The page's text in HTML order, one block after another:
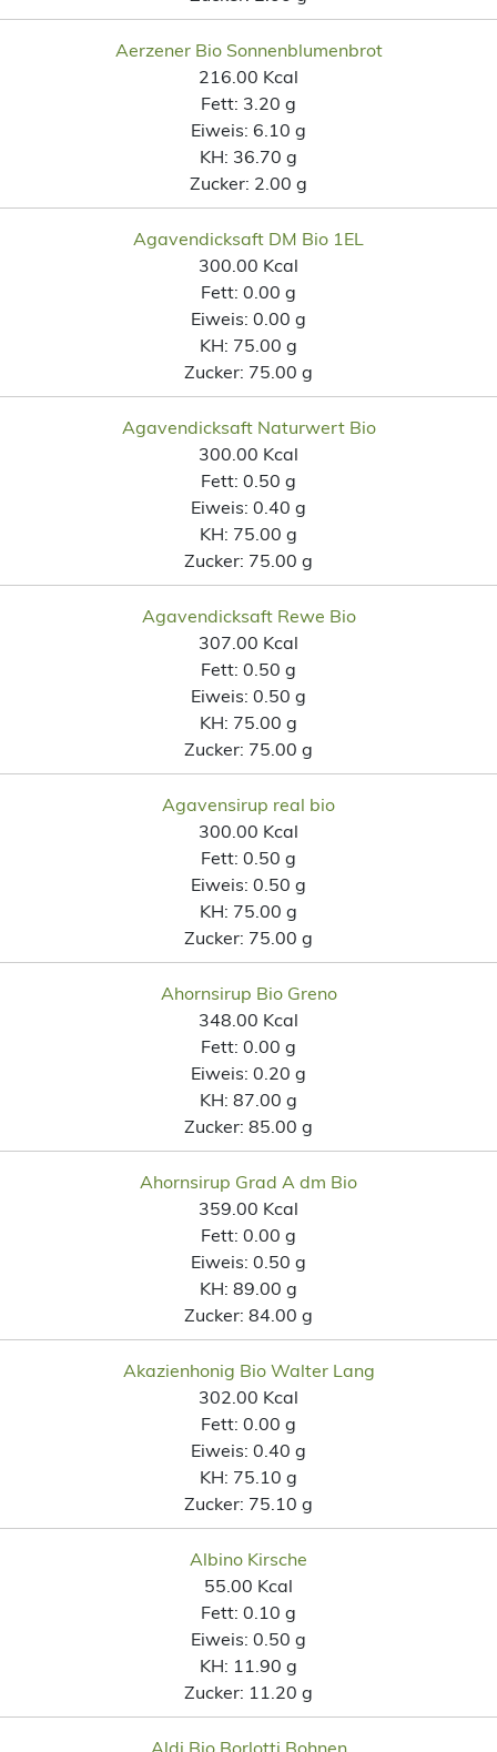
Aerzener Bio Sonnenblumenbrot
216.00 Kcal
Fett: 3.20 g
Eiweis: 6.10 g
KH: 36.70 g
Zucker: 2.00 g
Agavendicksaft DM Bio 1EL
300.00 Kcal
Fett: 0.00 g
Eiweis: 0.00 g
KH: 75.00 g
Zucker: 75.00 g
Agavendicksaft Naturwert Bio
300.00 Kcal
Fett: 0.50 g
Eiweis: 0.40 g
KH: 75.00 g
Zucker: 75.00 g
Agavendicksaft Rewe Bio
307.00 Kcal
Fett: 0.50 g
Eiweis: 0.50 g
KH: 75.00 g
Zucker: 75.00 g
Agavensirup real bio
300.00 Kcal
Fett: 0.50 g
Eiweis: 0.50 g
KH: 75.00 g
Zucker: 75.00 g
Ahornsirup Bio Greno
348.00 Kcal
Fett: 0.00 g
Eiweis: 0.20 g
KH: 87.00 g
Zucker: 85.00 g
Ahornsirup Grad A dm Bio
359.00 Kcal
Fett: 0.00 g
Eiweis: 0.50 g
KH: 89.00 g
Zucker: 84.00 g
Akazienhonig Bio Walter Lang
302.00 Kcal
Fett: 0.00 g
Eiweis: 0.40 g
KH: 75.10 g
Zucker: 75.10 g
Albino Kirsche
55.00 Kcal
Fett: 0.10 g
Eiweis: 0.50 g
KH: 11.90 g
Zucker: 11.20 g
Aldi Bio Borlotti Bohnen